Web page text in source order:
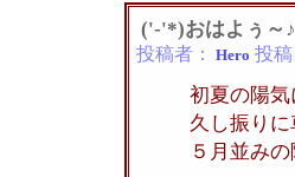
('-'*)おはよぅ～♪
投稿者： Hero 投稿
初夏の陽
久し振り
５月並み